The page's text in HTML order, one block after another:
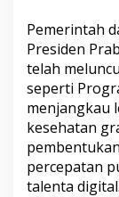
Pemerintah
Presiden
telah
seperti
menjangkau
kesehatan
percepatan
talenta digital.